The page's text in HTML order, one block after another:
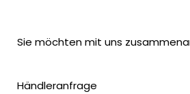
Sie möchten mit uns
Händleranfrage